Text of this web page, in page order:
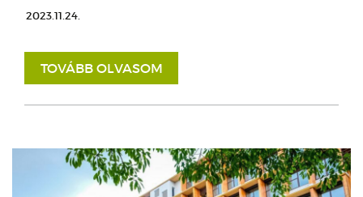
2023.11.24.
TOVÁBB OLVASOM